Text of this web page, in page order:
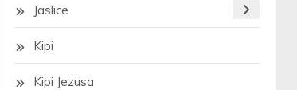
Jaslice
Kipi
Kipi Jezusa